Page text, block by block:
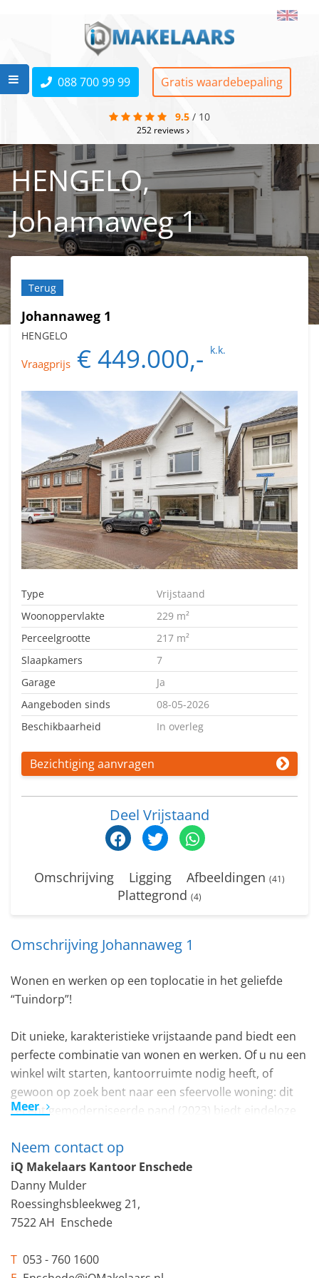
088 700 99 99 Gratis waardebepaling
9.5 / 10
252 reviews
HENGELO,
Johannaweg 1
Terug
Johannaweg 1
HENGELO
Vraagprijs € 449.000,- k.k.
Type
Vrijstaand
Woonoppervlakte
229 m²
Perceelgrootte
217 m²
Slaapkamers
7
Garage
Ja
Aangeboden sinds
08-05-2026
Beschikbaarheid
In overleg
Bezichtiging aanvragen
Deel Vrijstaand
Omschrijving Ligging Afbeeldingen (41)
Plattegrond (4)
Omschrijving Johannaweg 1
Wonen en werken op een toplocatie in het geliefde
“Tuindorp”!
Dit unieke, karakteristieke vrijstaande pand biedt een
perfecte combinatie van wonen en werken. Of u nu een
winkel wilt starten, kantoorruimte nodig heeft, of
gewoon op zoek bent naar een sfeervolle woning: dit
recent gemoderniseerde pand (2023) biedt eindeloze
“Tuindorp”, met twee garages en een royale tuin, is dit
een woning die u gezien moet hebben! tevens zitten er
op dit pand ook vier vergunning voor verhuur.
INDELING
Aan de rechterzijde vindt u een lichte winkelruimte,
Meer
Neem contact op
iQ Makelaars Kantoor Enschede
Danny Mulder
Roessinghsbleekweg 21,
7522 AH Enschede
T 053 - 760 1600